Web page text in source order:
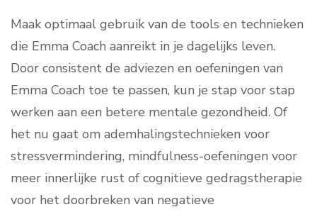
Maak optimaal gebruik van de tools en technieken
die Emma Coach aanreikt in je dagelijks leven.
Door consistent de adviezen en oefeningen van
Emma Coach toe te passen, kun je stap voor stap
werken aan een betere mentale gezondheid. Of
het nu gaat om ademhalingstechnieken voor
stressvermindering, mindfulness-oefeningen voor
meer innerlijke rust of cognitieve gedragstherapie
voor het doorbreken van negatieve